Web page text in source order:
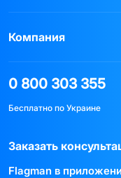
Компания
0 800 303 355
Бесплатно по Украине
Заказать
Flagman в